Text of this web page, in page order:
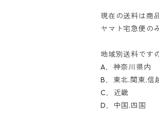
現在の送料は商
ヤマト宅急便の
地域別送料です
A．神奈川県内
B．東北.関東.信
C．近畿
D．中国.四国